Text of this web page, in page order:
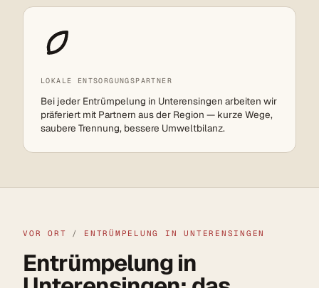
LOKALE ENTSORGUNGSPARTNER
Bei jeder Entrümpelung in Unterensingen arbeiten wir
präferiert mit Partnern aus der Region — kurze Wege,
saubere Trennung, bessere Umweltbilanz.
VOR ORT / ENTRÜMPELUNG IN UNTERENSINGEN
Entrümpelung in